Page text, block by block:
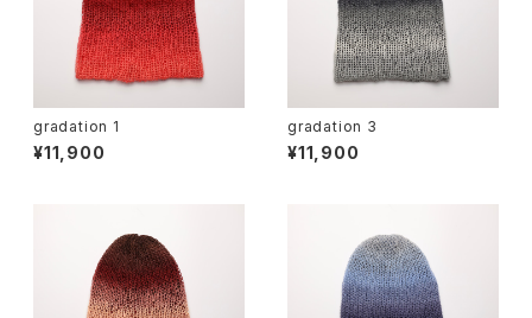
gradation 1
¥11,900
gradation 3
¥11,900